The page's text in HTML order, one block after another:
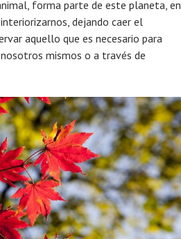
forma parte de este planeta, en
dejando caer el
aquello que es necesario para
mismos o a través de